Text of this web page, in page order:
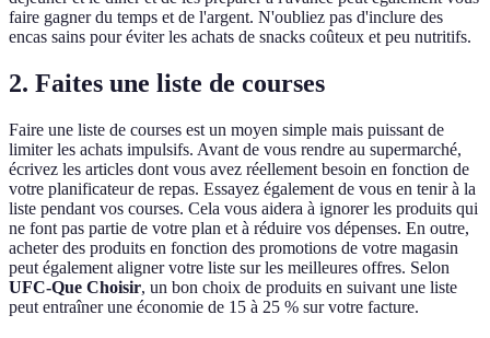
faire gagner du temps et de l'argent. N'oubliez pas d'inclure des
encas sains pour éviter les achats de snacks coûteux et peu nutritifs.
2. Faites une liste de courses
Faire une liste de courses est un moyen simple mais puissant de
limiter les achats impulsifs. Avant de vous rendre au supermarché,
écrivez les articles dont vous avez réellement besoin en fonction de
votre planificateur de repas. Essayez également de vous en tenir à la
liste pendant vos courses. Cela vous aidera à ignorer les produits qui
ne font pas partie de votre plan et à réduire vos dépenses. En outre,
acheter des produits en fonction des promotions de votre magasin
peut également aligner votre liste sur les meilleures offres. Selon
UFC-Que Choisir, un bon choix de produits en suivant une liste
peut entraîner une économie de 15 à 25 % sur votre facture.